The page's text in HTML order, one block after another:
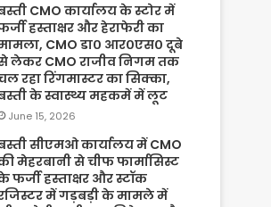
CMO कार्यालय के स्टोर में
हस्ताक्षर और हेराफेरी का
CMO डा० आर०एस० दूबे
लेकर CMO राजीव निगम तक
रहा रिंगमास्टर का सिक्का,
के स्वास्थ्य महकमें में लूट
June 15, 2026
सीएमओ कार्यालय में CMO
मेहरबानी से चीफ फार्मासिस्ट
फर्जी हस्ताक्षर और स्टॉक
में गड़बड़ी के मामले में